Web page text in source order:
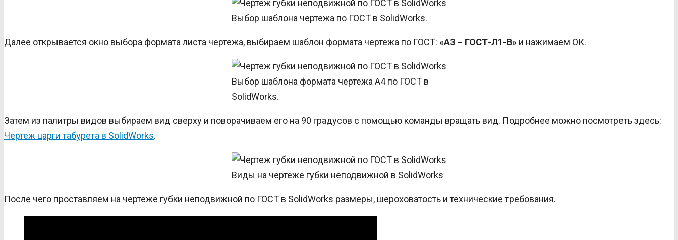
Выбор шаблона чертежа по ГОСТ в SolidWorks.
Далее открывается окно выбора формата листа чертежа, выбираем шаблон формата чертежа по ГОСТ: «А3 – ГОСТ-Л1-В» и нажимаем ОК.
Выбор шаблона формата чертежа А4 по ГОСТ в
SolidWorks.
Затем из палитры видов выбираем вид сверху и поворачиваем его на 90 градусов с помощью команды вращать вид. Подробнее можно посмотреть здесь:
Чертеж царги табурета в SolidWorks.
Виды на чертеже губки неподвижной в SolidWorks
После чего проставляем на чертеже губки неподвижной по ГОСТ в SolidWorks размеры, шероховатость и технические требования.